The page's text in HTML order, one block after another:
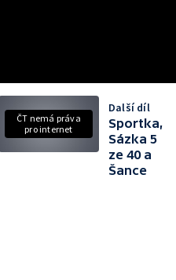
ČT nemá práva
pro internet
Další díl
Sportka,
Sázka 5
ze 40 a
Šance